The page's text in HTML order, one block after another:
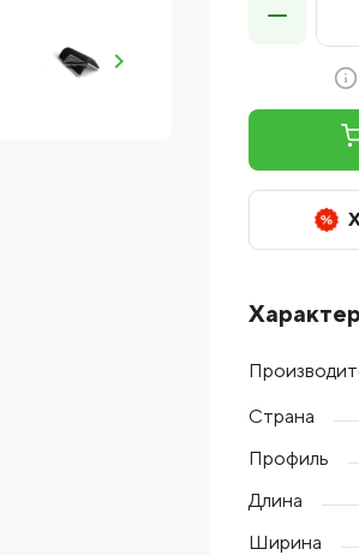
Страна
Профиль
Длина
Ширина